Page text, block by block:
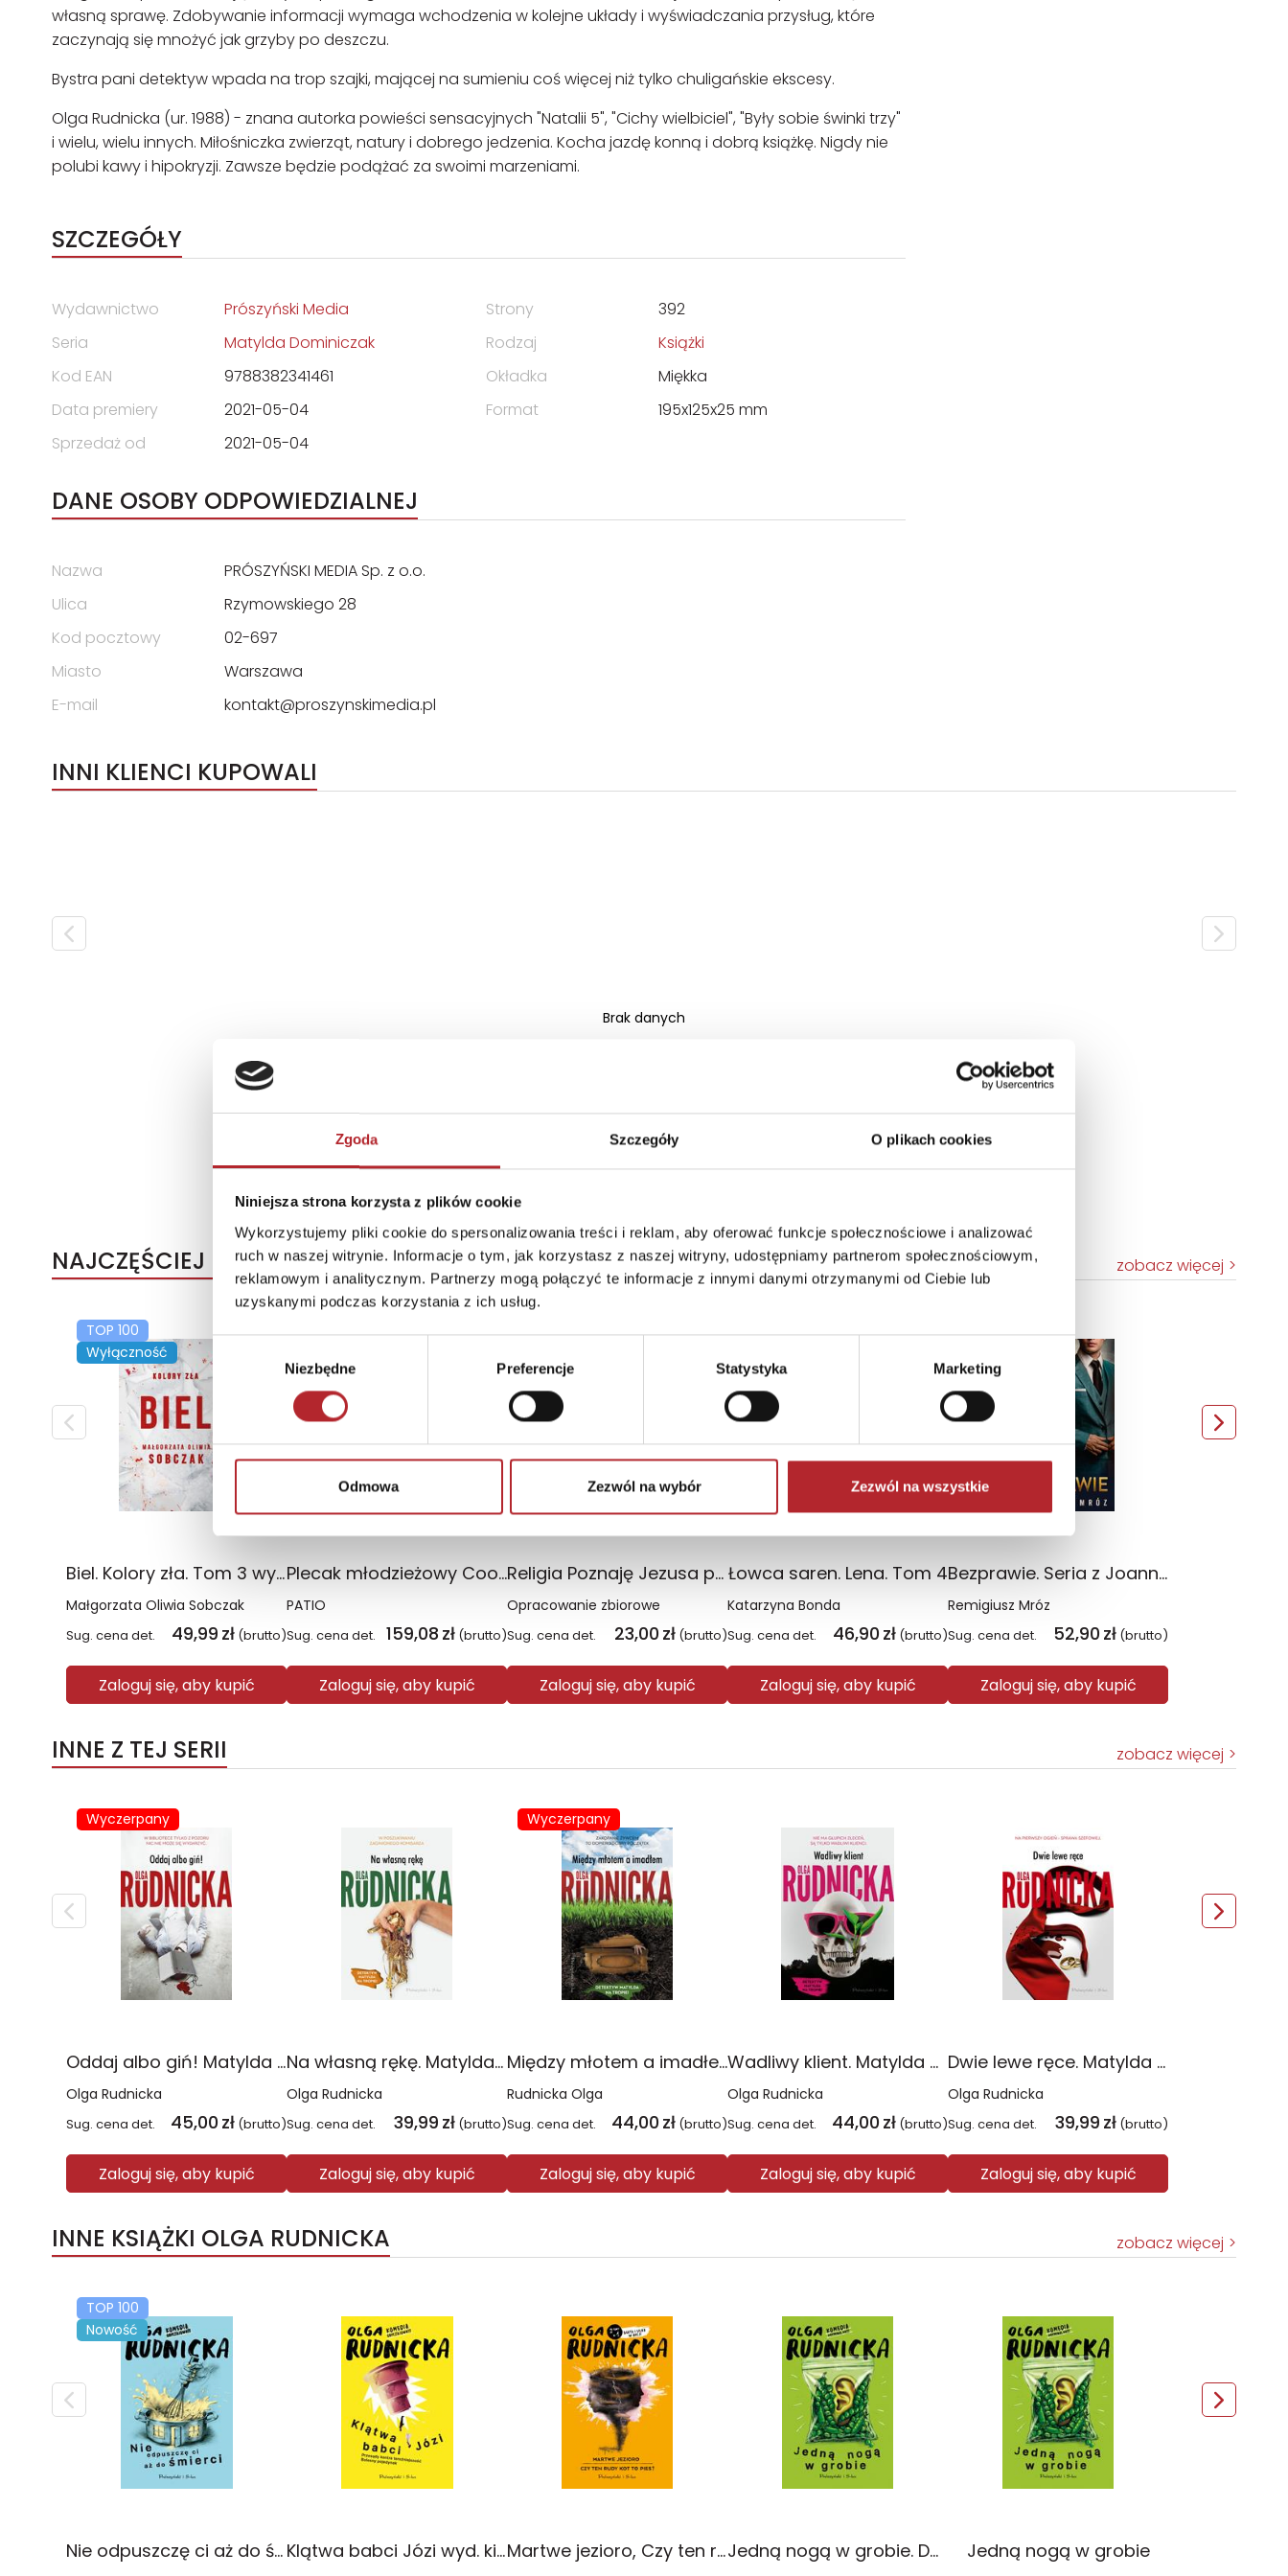
Zgoda Szczegóły O plikach cookies
Niniejsza strona korzysta z plików cookie
Wykorzystujemy pliki cookie do spersonalizowania treści i reklam, aby oferować funkcje społecznościowe i analizować
ruch w naszej witrynie. Informacje o tym, jak korzystasz z naszej witryny, udostępniamy partnerom społecznościowym,
reklamowym i analitycznym. Partnerzy mogą połączyć te informacje z innymi danymi otrzymanymi od Ciebie lub
uzyskanymi podczas korzystania z ich usług.
zgody
Niezbędne Preferencje Statystyka Marketing
Odmowa Zezwól na wybór Zezwól na wszystkie
własną sprawę. Zdobywanie informacji wymaga wchodzenia w kolejne układy i wyświadczania przysług, które
zaczynają się mnożyć jak grzyby po deszczu.
Bystra pani detektyw wpada na trop szajki, mającej na sumieniu coś więcej niż tylko chuligańskie ekscesy.
Olga Rudnicka (ur. 1988) - znana autorka powieści sensacyjnych "Natalii 5", "Cichy wielbiciel", "Były sobie świnki trzy"
i wielu, wielu innych. Miłośniczka zwierząt, natury i dobrego jedzenia. Kocha jazdę konną i dobrą książkę. Nigdy nie
polubi kawy i hipokryzji. Zawsze będzie podążać za swoimi marzeniami.
SZCZEGÓŁY
Wydawnictwo
Prószyński Media
Seria
Matylda Dominiczak
Kod EAN
9788382341461
Data premiery
2021-05-04
Sprzedaż od
2021-05-04
Strony
392
Rodzaj
Książki
Okładka
Miękka
Format
195x125x25 mm
DANE OSOBY ODPOWIEDZIALNEJ
Nazwa
PRÓSZYŃSKI MEDIA Sp. z o.o.
Ulica
Rzymowskiego 28
Kod pocztowy
02-697
Miasto
Warszawa
E-mail
kontakt@proszynskimedia.pl
INNI KLIENCI KUPOWALI
Brak danych
NAJCZĘŚCIEJ KUPOWANE zobacz więcej
TOP 100
Wyłączność
Biel. Kolory zła. Tom 3 wyd. 2025
Małgorzata Oliwia Sobczak
Sug. cena det. 49,99 zł (brutto)
Zaloguj się, aby kupić
TOP 100
Plecak młodzieżowy Coolpack Jerry Daisy Black
PATIO
Sug. cena det. 159,08 zł (brutto)
Zaloguj się, aby kupić
TOP 100
Religia Poznaję Jezusa podręcznik dla klasy 3 szkoły podstawowej
Opracowanie zbiorowe
Sug. cena det. 23,00 zł (brutto)
Zaloguj się, aby kupić
TOP 100
Łowca saren. Lena. Tom 4
Katarzyna Bonda
Sug. cena det. 46,90 zł (brutto)
Zaloguj się, aby kupić
TOP 100
Bezprawie. Seria z Joanną Chyłką. Tom 20
Remigiusz Mróz
Sug. cena det. 52,90 zł (brutto)
Zaloguj się, aby kupić
INNE Z TEJ SERII zobacz więcej
Wyczerpany
Oddaj albo giń! Matylda Dominiczak. Tom 1 wyd. 2022
Olga Rudnicka
Sug. cena det. 45,00 zł (brutto)
Zaloguj się, aby kupić
Na własną rękę. Matylda Dominiczak. Tom 4
Olga Rudnicka
Sug. cena det. 39,99 zł (brutto)
Zaloguj się, aby kupić
Wyczerpany
Między młotem a imadłem. Matylda Dominiczak. Tom 7
Rudnicka Olga
Sug. cena det. 44,00 zł (brutto)
Zaloguj się, aby kupić
Wadliwy klient. Matylda Dominiczak. Tom 6
Olga Rudnicka
Sug. cena det. 44,00 zł (brutto)
Zaloguj się, aby kupić
Dwie lewe ręce. Matylda Dominiczak. Tom 5
Olga Rudnicka
Sug. cena det. 39,99 zł (brutto)
Zaloguj się, aby kupić
INNE KSIĄŻKI OLGA RUDNICKA zobacz więcej
TOP 100
Nowość
Nie odpuszczę ci aż do śmierci Klątwa babci Józi wyd. kieszonkowe Martwe jezioro, Czy ten rudy kot to pies? Jedną nogą w grobie. Duże Litery Jedną nogą w grobie